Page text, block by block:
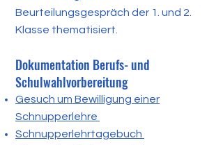
Beurteilungsgespräch der 1. und 2.
Klasse thematisiert.
Dokumentation Berufs- und
Schulwahlvorbereitung
Gesuch um Bewilligung einer
Schnupperlehre
Schnupperlehrtagebuch